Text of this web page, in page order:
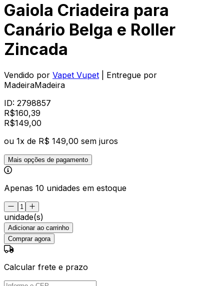
Gaiola Criadeira para
Canário Belga e Roller
Zincada
Vendido por Vapet Vupet
| Entregue por
MadeiraMadeira
ID: 2798857
R$160,39
R$149,00
ou 1x de R$ 149,00 sem juros
Mais opções de pagamento
Apenas 10 unidades em estoque
unidade(s)
Adicionar ao carrinho
Comprar agora
Calcular frete e prazo